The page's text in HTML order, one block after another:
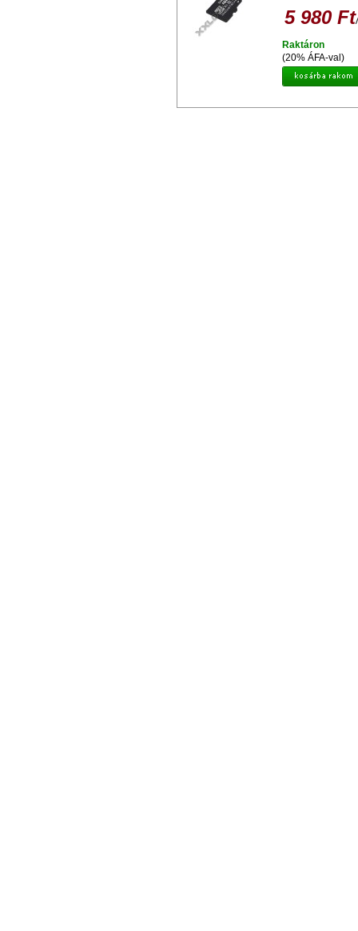
5 980 Ft
(20% ÁFA-val)
Raktáron